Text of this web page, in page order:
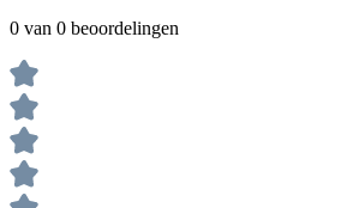
0 van 0 beoordelingen